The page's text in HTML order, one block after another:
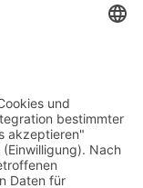
Rolle
Lösung